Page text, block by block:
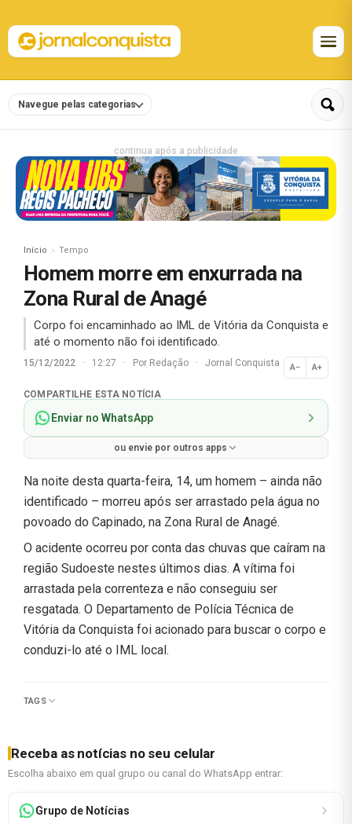
Navegue pelas categorias
continua após a publicidade
Início Tempo
Homem morre em enxurrada na
Zona Rural de Anagé
Corpo foi encaminhado ao IML de Vitória da Conquista e
até o momento não foi identificado.
15/12/2022 · 12:27 · Por Redação · Jornal Conquista A− A+
Normal
COMPARTILHE ESTA NOTÍCIA
Enviar no WhatsApp
ou envie por outros apps
Na noite desta quarta-feira, 14, um homem – ainda não
identificado – morreu após ser arrastado pela água no
povoado do Capinado, na Zona Rural de Anagé.
O acidente ocorreu por conta das chuvas que caíram na
região Sudoeste nestes últimos dias. A vítima foi
arrastada pela correnteza e não conseguiu ser
resgatada. O Departamento de Polícia Técnica de
Vitória da Conquista foi acionado para buscar o corpo e
conduzi-lo até o IML local.
TAGS
Receba as notícias no seu celular
Escolha abaixo em qual grupo ou canal do WhatsApp entrar:
Grupo de Notícias